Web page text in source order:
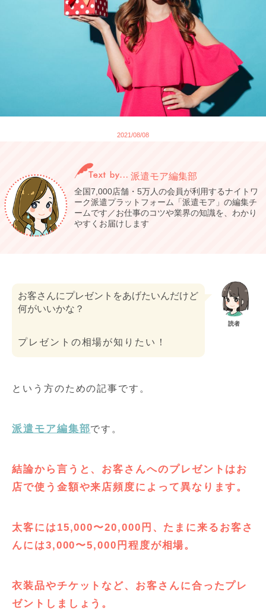
2021/08/08
派遣モア編集部
全国7,000店舗・5万人の会員が利用するナイトワ
ーク派遣プラットフォーム「派遣モア」の編集チ
ームです／お仕事のコツや業界の知識を、わかり
やすくお届けします
お客さんにプレゼントをあげたいんだけど
何がいいかな？
プレゼントの相場が知りたい！
読者
という方のための記事です。
派遣モア編集部です。
結論から言うと、お客さんへのプレゼントはお
店で使う金額や来店頻度によって異なります。
太客には15,000〜20,000円、たまに来るお客さ
んには3,000〜5,000円程度が相場。
衣装品やチケットなど、お客さんに合ったプレ
ゼントしましょう。